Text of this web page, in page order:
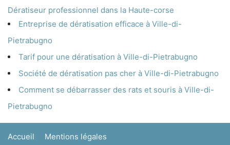
Dératiseur professionnel dans la Haute-corse
Entreprise de dératisation efficace à Ville-di-
Pietrabugno
Tarif pour une dératisation à Ville-di-Pietrabugno
Société de dératisation pas cher à Ville-di-Pietrabugno
Comment se débarrasser des rats et souris à Ville-di-
Pietrabugno
Accueil Mentions légales